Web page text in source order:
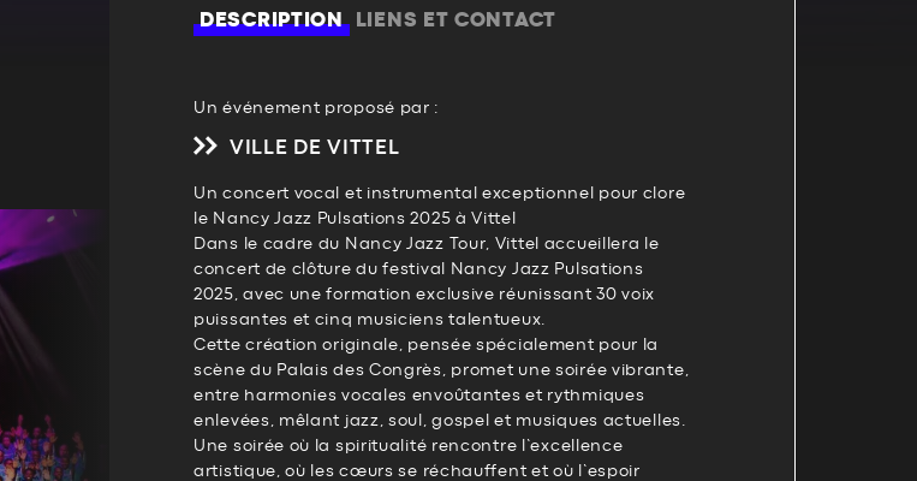
DESCRIPTION LIENS ET CONTACT
Un événement proposé par :
VILLE DE VITTEL
Un concert vocal et instrumental exceptionnel pour clore
le Nancy Jazz Pulsations 2025 à Vittel
Dans le cadre du Nancy Jazz Tour, Vittel accueillera le
concert de clôture du festival Nancy Jazz Pulsations
2025, avec une formation exclusive réunissant 30 voix
puissantes et cinq musiciens talentueux.
Cette création originale, pensée spécialement pour la
scène du Palais des Congrès, promet une soirée vibrante,
entre harmonies vocales envoûtantes et rythmiques
enlevées, mêlant jazz, soul, gospel et musiques actuelles.
Une soirée où la spiritualité rencontre l’excellence
artistique, où les cœurs se réchauffent et où l’espoir